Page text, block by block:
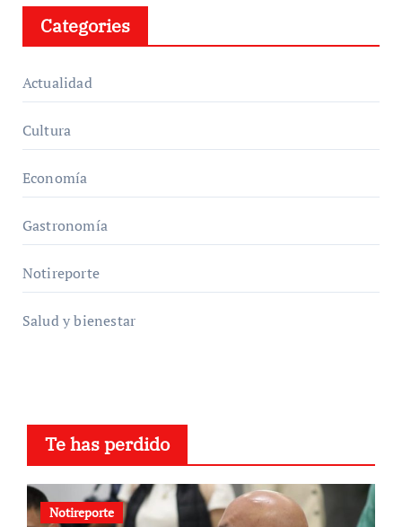
Categories
Actualidad
Cultura
Economía
Gastronomía
Notireporte
Salud y bienestar
Te has perdido
Notireporte